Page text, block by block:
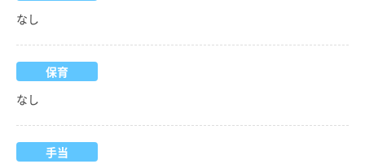
なし
保育
なし
手当